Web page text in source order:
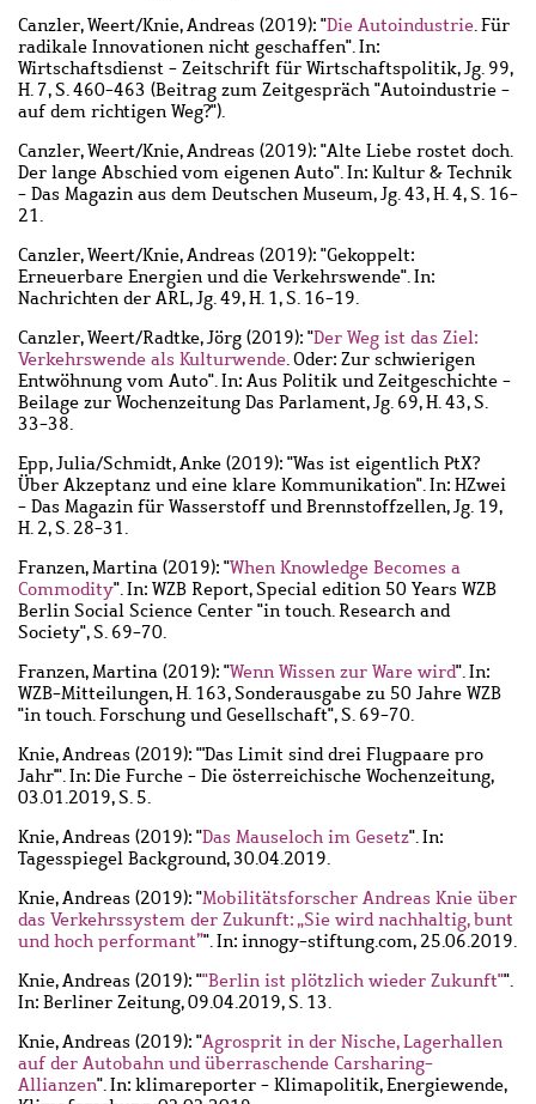
Canzler, Weert/Knie, Andreas (2019): "Die Autoindustrie. Für
radikale Innovationen nicht geschaffen". In:
Wirtschaftsdienst - Zeitschrift für Wirtschaftspolitik, Jg. 99,
H. 7, S. 460-463 (Beitrag zum Zeitgespräch "Autoindustrie -
auf dem richtigen Weg?").
Canzler, Weert/Knie, Andreas (2019): "Alte Liebe rostet doch.
Der lange Abschied vom eigenen Auto". In: Kultur & Technik
- Das Magazin aus dem Deutschen Museum, Jg. 43, H. 4, S. 16-
21.
Canzler, Weert/Knie, Andreas (2019): "Gekoppelt:
Erneuerbare Energien und die Verkehrswende". In:
Nachrichten der ARL, Jg. 49, H. 1, S. 16-19.
Canzler, Weert/Radtke, Jörg (2019): "Der Weg ist das Ziel:
Verkehrswende als Kulturwende. Oder: Zur schwierigen
Entwöhnung vom Auto". In: Aus Politik und Zeitgeschichte -
Beilage zur Wochenzeitung Das Parlament, Jg. 69, H. 43, S.
33-38.
Epp, Julia/Schmidt, Anke (2019): "Was ist eigentlich PtX?
Über Akzeptanz und eine klare Kommunikation". In: HZwei
- Das Magazin für Wasserstoff und Brennstoffzellen, Jg. 19,
H. 2, S. 28-31.
Franzen, Martina (2019): "When Knowledge Becomes a
Commodity". In: WZB Report, Special edition 50 Years WZB
Berlin Social Science Center "in touch. Research and
Society", S. 69-70.
Franzen, Martina (2019): "Wenn Wissen zur Ware wird". In:
WZB-Mitteilungen, H. 163, Sonderausgabe zu 50 Jahre WZB
"in touch. Forschung und Gesellschaft", S. 69-70.
Knie, Andreas (2019): "'Das Limit sind drei Flugpaare pro
Jahr'". In: Die Furche - Die österreichische Wochenzeitung,
03.01.2019, S. 5.
Knie, Andreas (2019): "Das Mauseloch im Gesetz". In:
Tagesspiegel Background, 30.04.2019.
Knie, Andreas (2019): "Mobilitätsforscher Andreas Knie über
das Verkehrssystem der Zukunft: „Sie wird nachhaltig, bunt
und hoch performant”". In: innogy-stiftung.com, 25.06.2019.
Knie, Andreas (2019): ""Berlin ist plötzlich wieder Zukunft"".
In: Berliner Zeitung, 09.04.2019, S. 13.
Knie, Andreas (2019): "Agrosprit in der Nische, Lagerhallen
auf der Autobahn und überraschende Carsharing-
Allianzen". In: klimareporter - Klimapolitik, Energiewende,